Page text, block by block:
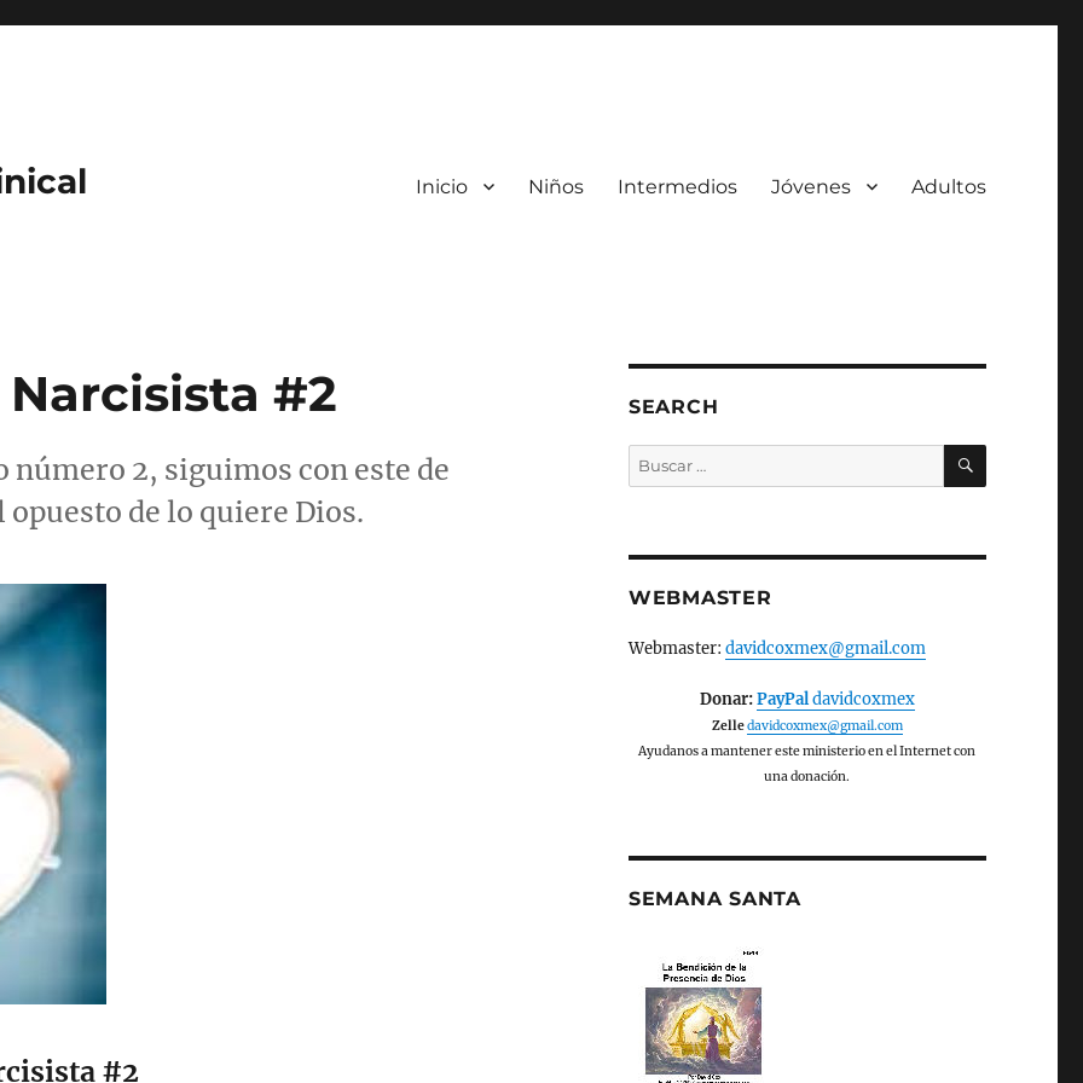
Inicio Niños Intermedios Jóvenes Adultos
Narcisista #2
número 2, siguimos con este de
de lo quiere Dios.
#2
SEARCH
Buscar
por:
BUSCAR
WEBMASTER
Webmaster: davidcoxmex@gmail.com
Donar:PayPaldavidcoxmex
Zelledavidcoxmex@gmail.com
Ayudanos a mantener este ministerio en el Internet con
una donación.
SEMANA SANTA